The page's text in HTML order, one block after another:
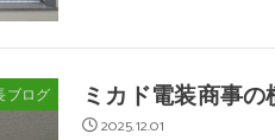
ブログ ミカド電装商事
2025.12.01